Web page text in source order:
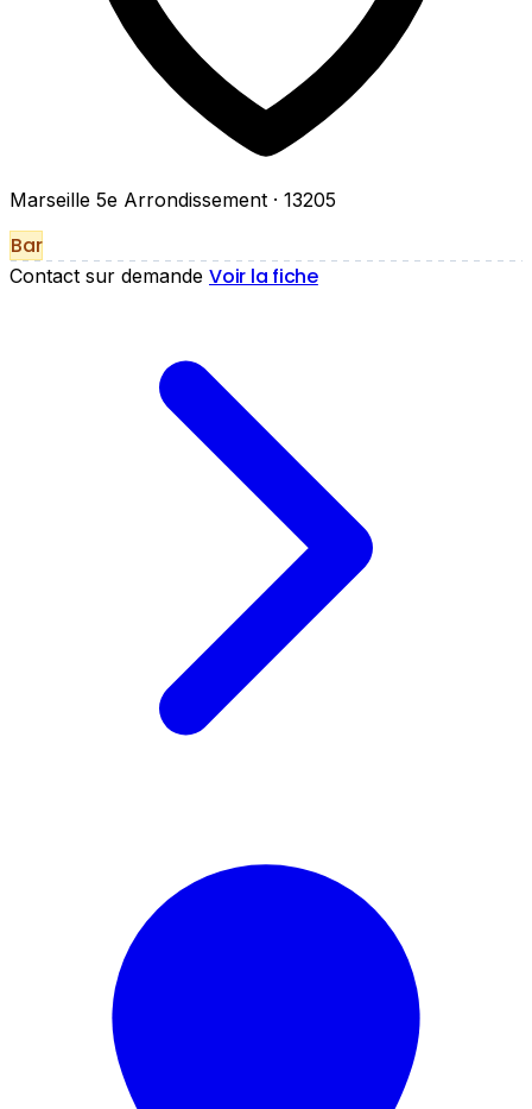
Marseille 5e Arrondissement · 13205
Bar
Contact sur demande Voir la fiche